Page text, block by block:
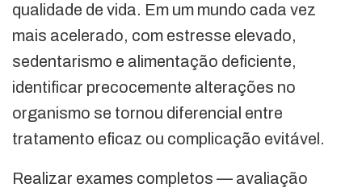
qualidade de vida. Em um mundo cada vez
mais acelerado, com estresse elevado,
sedentarismo e alimentação deficiente,
identificar precocemente alterações no
organismo se tornou diferencial entre
tratamento eficaz ou complicação evitável.
Realizar exames completos — avaliação